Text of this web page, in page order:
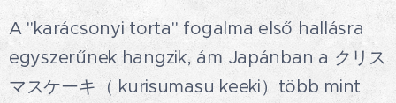
A "karácsonyi torta" fogalma első hallásra
egyszerűnek hangzik, ám Japánban a クリス
マスケーキ（ kurisumasu keeki）több mint